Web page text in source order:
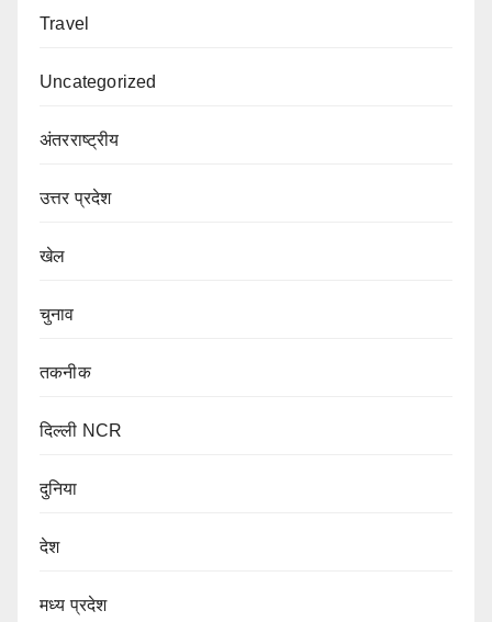
Travel
Uncategorized
अंतरराष्ट्रीय
उत्तर प्रदेश
खेल
चुनाव
तकनीक
दिल्ली NCR
दुनिया
देश
मध्य प्रदेश